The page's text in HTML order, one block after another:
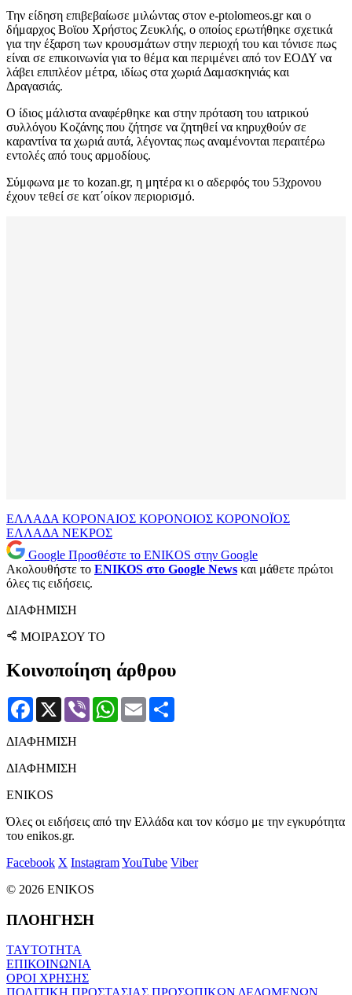
Την είδηση επιβεβαίωσε μιλώντας στον e-ptolomeos.gr και ο
δήμαρχος Βοϊου Χρήστος Ζευκλής, ο οποίος ερωτήθηκε σχετικά
για την έξαρση των κρουσμάτων στην περιοχή του και τόνισε πως
είναι σε επικοινωνία για το θέμα και περιμένει από τον ΕΟΔΥ να
λάβει επιπλέον μέτρα, ιδίως στα χωριά Δαμασκηνιάς και
Δραγασιάς.
Ο ίδιος μάλιστα αναφέρθηκε και στην πρόταση του ιατρικού
συλλόγου Κοζάνης που ζήτησε να ζητηθεί να κηρυχθούν σε
καραντίνα τα χωριά αυτά, λέγοντας πως αναμένονται περαιτέρω
εντολές από τους αρμοδίους.
Σύμφωνα με το kozan.gr, η μητέρα κι ο αδερφός του 53χρονου
έχουν τεθεί σε κατ΄οίκον περιορισμό.
ΕΛΛΑΔΑ ΚΟΡΟΝΑΙΟΣ ΚΟΡΟΝΟΙΟΣ ΚΟΡΟΝΟΪΟΣ
ΕΛΛΑΔΑ ΝΕΚΡΟΣ
Google Προσθέστε το ENIKOS στην Google
Ακολουθήστε το ENIKOS στο Google News και μάθετε πρώτοι
όλες τις ειδήσεις.
ΔΙΑΦΗΜΙΣΗ
ΜΟΙΡΑΣΟΥ ΤΟ
Κοινοποίηση άρθρου
Facebook
X Viber WhatsApp
Email
ΔΙΑΦΗΜΙΣΗ
ΔΙΑΦΗΜΙΣΗ
ENIKOS
Όλες οι ειδήσεις από την Ελλάδα και τον κόσμο με την εγκυρότητα
του enikos.gr.
Facebook X InstagramYouTube Viber
© 2026 ENIKOS
ΠΛΟΗΓΗΣΗ
ΤΑΥΤΟΤΗΤΑ
ΕΠΙΚΟΙΝΩΝΙΑ
ΟΡΟΙ ΧΡΗΣΗΣ